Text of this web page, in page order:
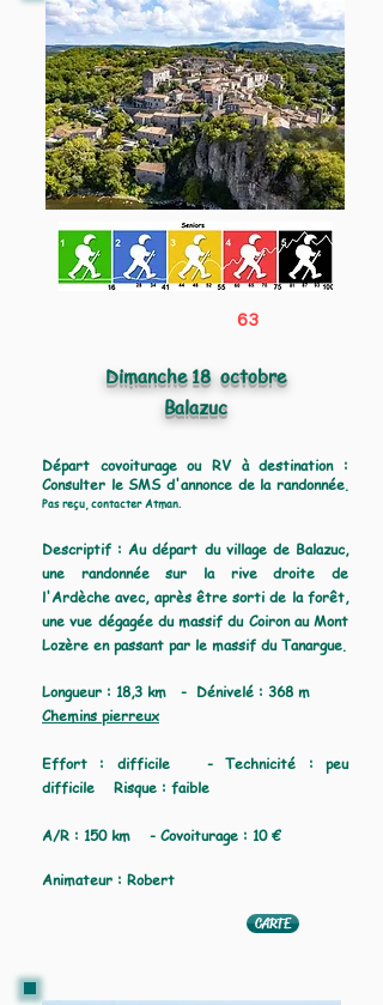
63
Dimanche 18 octobre
Balazuc
Départ covoiturage ou RV à destination :
Consulter le SMS d'annonce de la randonnée.
Pas reçu, contacter Atman.
Descriptif : Au départ du village de Balazuc,
une randonnée sur la rive droite de
l'Ardèche avec, après être sorti de la forêt,
une vue dégagée du massif du Coiron au Mont
Lozère en passant par le massif du Tanargue.
Longueur : 18,3 km - Dénivelé : 368 m
Chemins pierreux
Effort : difficile - Technicité : peu
difficile Risque : faible
A/R : 150 km - Covoiturage : 10 €
Animateur : Robert
CARTE